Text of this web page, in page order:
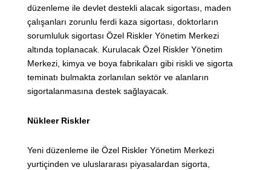
düzenleme ile devlet destekli alacak sigortası, maden
çalışanları zorunlu ferdi kaza sigortası, doktorların
sorumluluk sigortası Özel Riskler Yönetim Merkezi
altında toplanacak. Kurulacak Özel Riskler Yönetim
Merkezi, kimya ve boya fabrikaları gibi riskli ve sigorta
teminatı bulmakta zorlanılan sektör ve alanların
sigortalanmasına destek sağlayacak.
Nükleer Riskler
Yeni düzenleme ile Özel Riskler Yönetim Merkezi
yurtiçinden ve uluslararası piyasalardan sigorta,